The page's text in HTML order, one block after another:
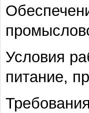
Условия
питание,